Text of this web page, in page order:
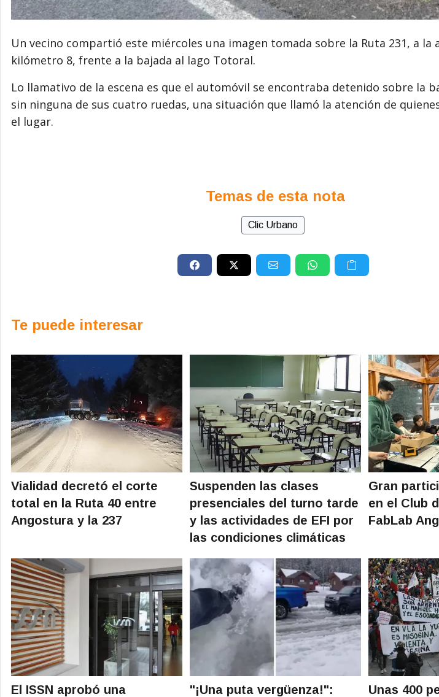
Un vecino compartió este miércoles una imagen tomada sobre la Ruta 231, a la
kilómetro 8, frente a la bajada al lago Totoral.
Lo llamativo de la escena es que el automóvil se encontraba detenido sobre la
sin ninguna de sus cuatro ruedas, una situación que llamó la atención de
el lugar.
Temas de esta nota
Clic Urbano
Te puede interesar
Vialidad decretó el corte
total en la Ruta 40 entre
Angostura y la 237
Suspenden las clases
presenciales del turno tarde
y las actividades de EFI por
las condiciones climáticas
Gran
en el Club
FabLab
El ISSN aprobó una
"¡Una puta vergüenza!":
Unas 400